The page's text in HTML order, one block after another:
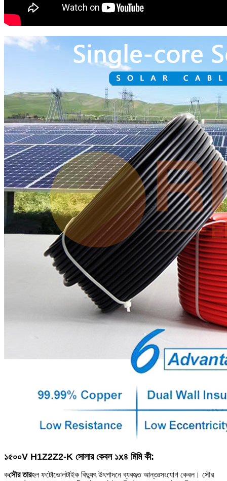
১৫০০V H1Z2Z2-K সোলার কেবল ১x৪ মিমি কী:
কসৌর তারহল ফটোভোলটাইক বিদ্যুৎ উৎপাদনে ব্যবহৃত আন্তঃসংযোগ কেবল। সৌর